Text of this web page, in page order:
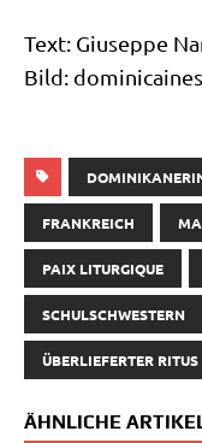
Text: Giu­sep­pe
Bild:
FRANKREICH
PAIX LITURGIQUE
SCHULSCHWESTERN
ÜBERLIEFERTER RITUS
ÄHNLICHE